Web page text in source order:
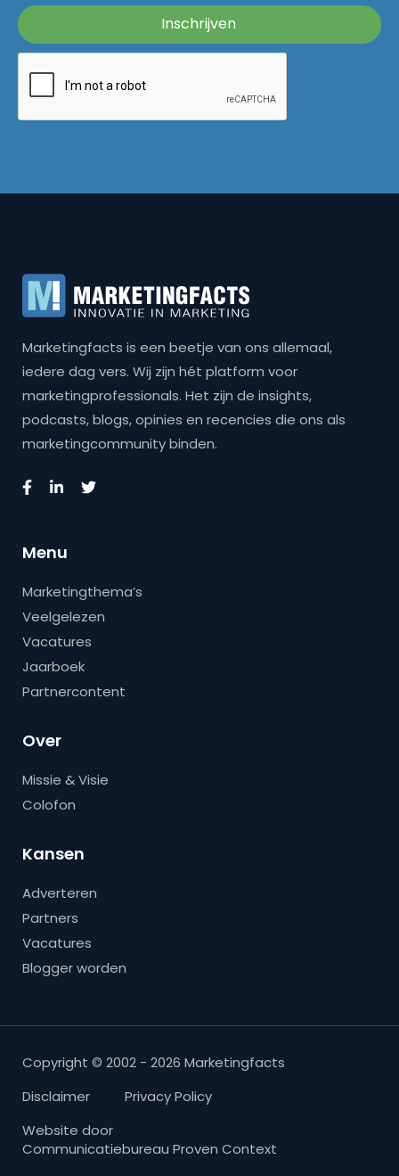
Marketingfacts is een beetje van ons allemaal,
iedere dag vers. Wij zijn hét platform voor
marketingprofessionals. Het zijn de insights,
podcasts, blogs, opinies en recencies die ons als
marketingcommunity binden.
Menu
Marketingthema’s
Veelgelezen
Vacatures
Jaarboek
Partnercontent
Over
Missie & Visie
Colofon
Kansen
Adverteren
Partners
Vacatures
Blogger worden
Copyright © 2002 - 2026 Marketingfacts
Disclaimer
Privacy Policy
Website door
Communicatiebureau Proven Context